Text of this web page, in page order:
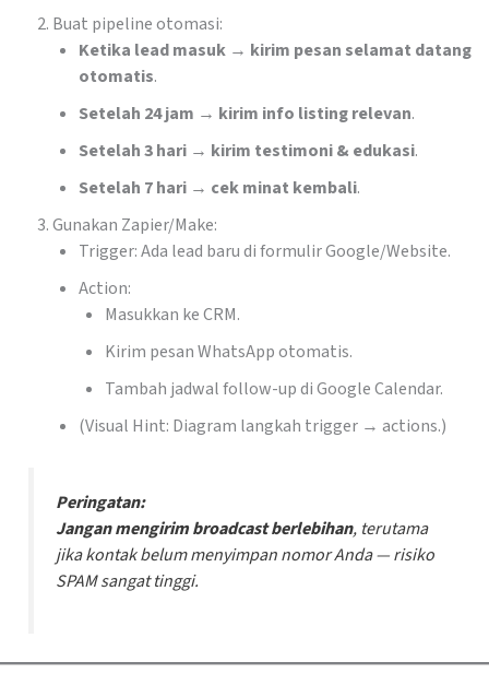
Buat pipeline otomasi:
Ketika lead masuk → kirim pesan selamat datang
otomatis.
Setelah 24 jam → kirim info listing relevan.
Setelah 3 hari → kirim testimoni & edukasi.
Setelah 7 hari → cek minat kembali.
Gunakan Zapier/Make:
Trigger: Ada lead baru di formulir Google/Website.
Action:
Masukkan ke CRM.
Kirim pesan WhatsApp otomatis.
Tambah jadwal follow-up di Google Calendar.
(Visual Hint: Diagram langkah trigger → actions.)
Peringatan:
Jangan mengirim broadcast berlebihan, terutama
jika kontak belum menyimpan nomor Anda — risiko
SPAM sangat tinggi.